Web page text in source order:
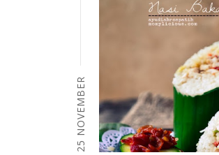
25 NOVEMBER